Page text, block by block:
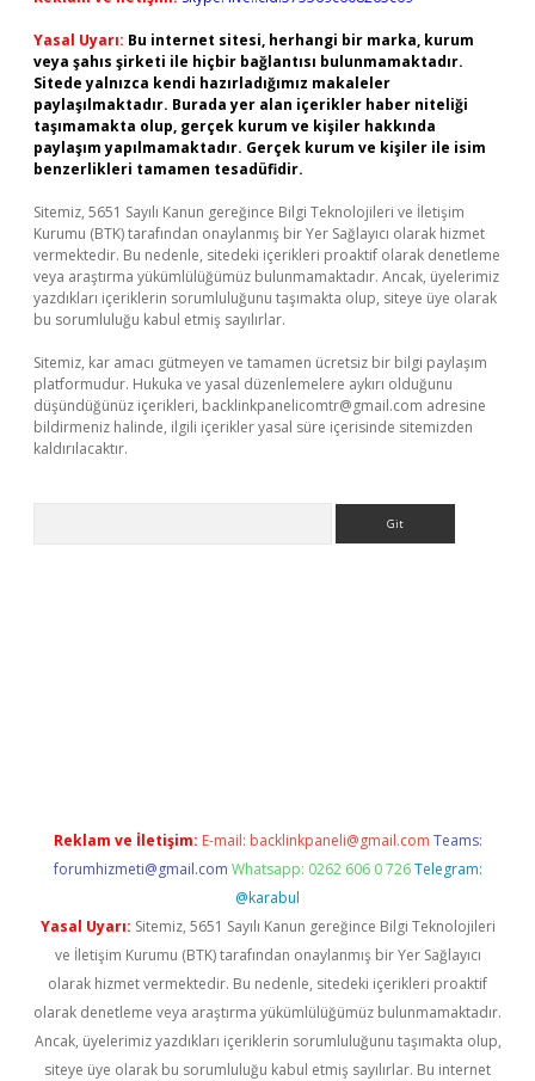
Yasal Uyarı: Bu internet sitesi, herhangi bir marka, kurum
veya şahıs şirketi ile hiçbir bağlantısı bulunmamaktadır.
Sitede yalnızca kendi hazırladığımız makaleler
paylaşılmaktadır. Burada yer alan içerikler haber niteliği
taşımamakta olup, gerçek kurum ve kişiler hakkında
paylaşım yapılmamaktadır. Gerçek kurum ve kişiler ile isim
benzerlikleri tamamen tesadüfidir.
Sitemiz, 5651 Sayılı Kanun gereğince Bilgi Teknolojileri ve İletişim
Kurumu (BTK) tarafından onaylanmış bir Yer Sağlayıcı olarak hizmet
vermektedir. Bu nedenle, sitedeki içerikleri proaktif olarak denetleme
veya araştırma yükümlülüğümüz bulunmamaktadır. Ancak, üyelerimiz
yazdıkları içeriklerin sorumluluğunu taşımakta olup, siteye üye olarak
bu sorumluluğu kabul etmiş sayılırlar.
Sitemiz, kar amacı gütmeyen ve tamamen ücretsiz bir bilgi paylaşım
platformudur. Hukuka ve yasal düzenlemelere aykırı olduğunu
düşündüğünüz içerikleri, backlinkpanelicomtr@gmail.com adresine
bildirmeniz halinde, ilgili içerikler yasal süre içerisinde sitemizden
kaldırılacaktır.
Reklam ve İletişim: E-mail: backlinkpaneli@gmail.com Teams:
forumhizmeti@gmail.com Whatsapp: 0262 606 0 726 Telegram:
@karabul
Yasal Uyarı: Sitemiz, 5651 Sayılı Kanun gereğince Bilgi Teknolojileri
ve İletişim Kurumu (BTK) tarafından onaylanmış bir Yer Sağlayıcı
olarak hizmet vermektedir. Bu nedenle, sitedeki içerikleri proaktif
olarak denetleme veya araştırma yükümlülüğümüz bulunmamaktadır.
Ancak, üyelerimiz yazdıkları içeriklerin sorumluluğunu taşımakta olup,
siteye üye olarak bu sorumluluğu kabul etmiş sayılırlar. Bu internet